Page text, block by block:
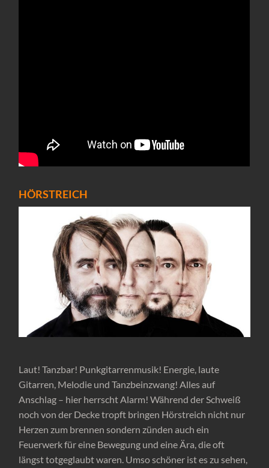
HÖRSTREICH
Laut! Tanzbar! Punkgitarrenmusik! Energie, laute
Gitarren, Melodie und Tanzbeinzwang! Alles auf
Anschlag – hier herrscht Alarm! Während der Schweiß
noch von der Decke tropft bringen Hörstreich nicht nur
Herzen zum brennen sondern zünden auch ein
Feuerwerk für eine Bewegung und eine Ära, die oft
längst totgeglaubt waren. Umso schöner ist es zu sehen,